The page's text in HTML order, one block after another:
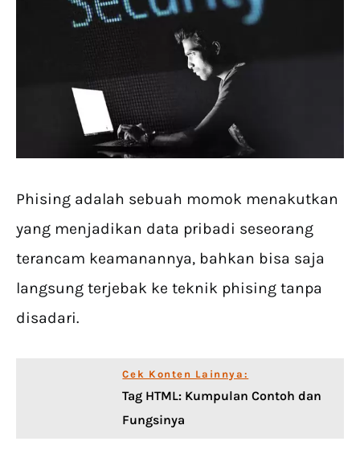
Phising adalah sebuah momok menakutkan
yang menjadikan data pribadi seseorang
terancam keamanannya, bahkan bisa saja
langsung terjebak ke teknik phising tanpa
disadari.
Cek Konten Lainnya:
Tag HTML: Kumpulan Contoh dan
Fungsinya